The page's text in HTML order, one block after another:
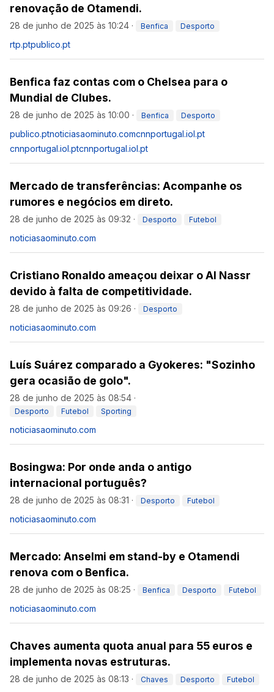
renovação de Otamendi.
28 de junho de 2025 às 10:24 · Benfica Desporto
rtp.ptpublico.pt
Benfica faz contas com o Chelsea para o
Mundial de Clubes.
28 de junho de 2025 às 10:00 · Benfica Desporto
publico.ptnoticiasaominuto.comcnnportugal.iol.pt
cnnportugal.iol.ptcnnportugal.iol.pt
Mercado de transferências: Acompanhe os
rumores e negócios em direto.
28 de junho de 2025 às 09:32 · Desporto Futebol
noticiasaominuto.com
Cristiano Ronaldo ameaçou deixar o Al Nassr
devido à falta de competitividade.
28 de junho de 2025 às 09:26 · Desporto
noticiasaominuto.com
Luís Suárez comparado a Gyokeres: "Sozinho
gera ocasião de golo".
28 de junho de 2025 às 08:54 ·
Desporto Futebol Sporting
noticiasaominuto.com
Bosingwa: Por onde anda o antigo
internacional português?
28 de junho de 2025 às 08:31 · Desporto Futebol
noticiasaominuto.com
Mercado: Anselmi em stand-by e Otamendi
renova com o Benfica.
28 de junho de 2025 às 08:25 · Benfica Desporto Futebol
noticiasaominuto.com
Chaves aumenta quota anual para 55 euros e
implementa novas estruturas.
28 de junho de 2025 às 08:13 · Chaves Desporto Futebol